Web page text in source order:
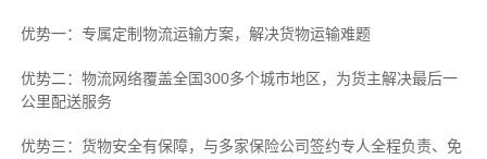
优势一：专属定制物流运输方案，解决货物运输难题
优势二：物流网络覆盖全国300多个城市地区，为货主解决最后一
公里配送服务
优势三：货物安全有保障，与多家保险公司签约专人全程负责、免